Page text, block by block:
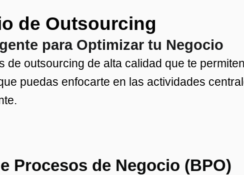
de Outsourcing
para Optimizar tu Negocio
outsourcing de alta calidad que te
puedas enfocarte en las actividades
Procesos de Negocio (BPO)